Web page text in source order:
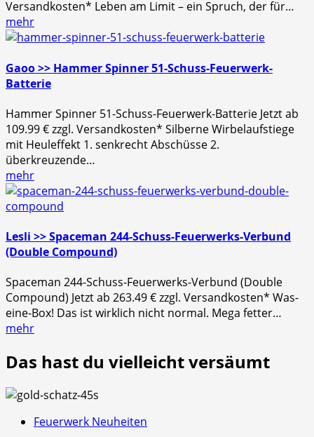
Versandkosten* Leben am Limit – ein Spruch, der für…
mehr
Gaoo >> Hammer Spinner 51-Schuss-Feuerwerk-
Batterie
Hammer Spinner 51-Schuss-Feuerwerk-Batterie Jetzt ab
109.99 € zzgl. Versandkosten* Silberne Wirbelaufstiege
mit Heuleffekt 1. senkrecht Abschüsse 2.
überkreuzende…
mehr
Lesli >> Spaceman 244-Schuss-Feuerwerks-Verbund
(Double Compound)
Spaceman 244-Schuss-Feuerwerks-Verbund (Double
Compound) Jetzt ab 263.49 € zzgl. Versandkosten* Was-
eine-Box! Das ist wirklich nicht normal. Mega fetter…
mehr
Das hast du vielleicht versäumt
Feuerwerk Neuheiten